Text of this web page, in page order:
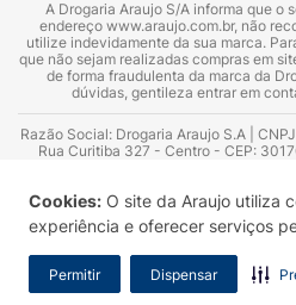
Cookies: O site da Araujo utiliza
experiência e oferecer serviços
Permitir Dispensar
A Drogaria Araujo S/A informa que o
endereço www.araujo.com.br, não
utilize indevidamente da sua marca.
que não sejam realizadas compras em
de forma fraudulenta da marca da
dúvidas, gentileza entrar em
Razão Social: Drogaria Araujo S.A |
Rua Curitiba 327 - Centro - CEP:
Azevedo Guimarães – CRF 10.965 |
Consultor substituto: Thiago Aguiar
Sanitário: 2025020713 | Autorização de